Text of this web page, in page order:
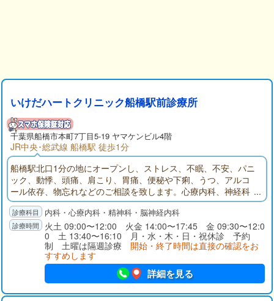
いけだハートクリニック船橋駅前診療所
千葉県船橋市本町7丁目5-19 ヤマケンビル4階
JR中央･総武線 船橋駅 徒歩1分
船橋駅北口1分の地にオープンし、ストレス、不眠、不安、パニ
ック、動悸、頭痛、肩こり、胃痛、便秘や下痢、うつ、アルコ
ール依存、物忘れなどのご相談を致します。心療内科、神経科
精神科、神経内科、内科を診療科目とするいけだハートクリニ
ック船橋駅前診療所のサイトです。診療所の写真、地図、診療
案内、診療時間、院長略歴、リンク、お知らせ、などがご覧に
なれます。
内科・心療内科・精神科・脳神経内科
火土 09:00〜12:00 火金 14:00〜17:45 金 09:30〜12:0
0 土 13:40〜16:10 月・水・木・日・祝休診 予約
制 土曜は隔週診療 開始・終了時間は直接の確認をお
すすめします
詳細を見る